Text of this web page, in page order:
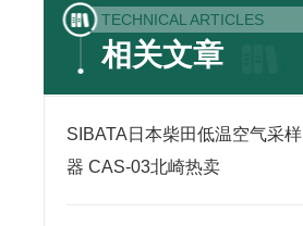
TECHNICAL ARTICLES
相关文章
SIBATA日本柴田低温空气采样
器 CAS-03北崎热卖